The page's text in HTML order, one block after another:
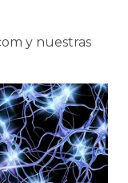
y nuestras